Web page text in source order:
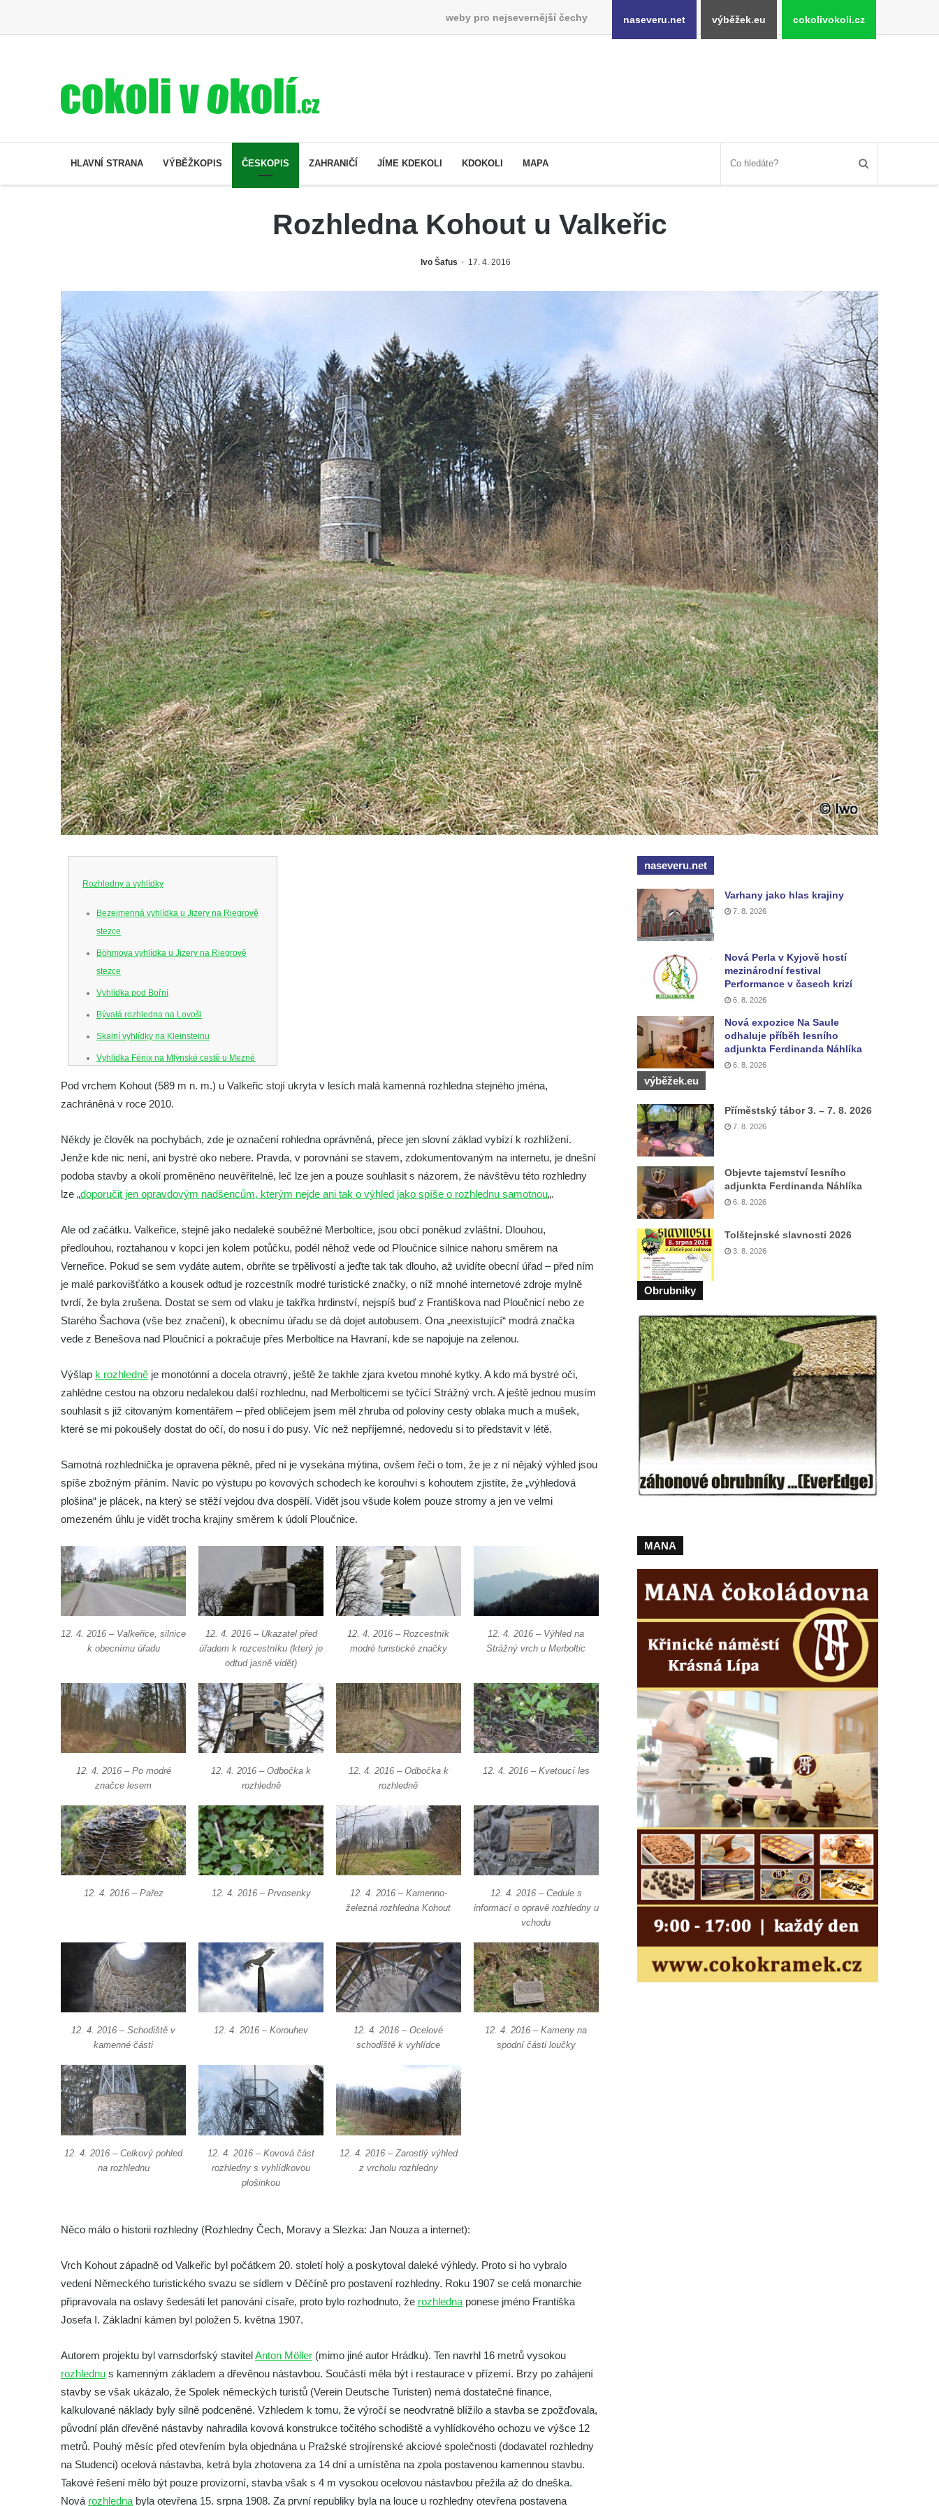
weby pro nejsevernější čechy naseveru.net výběžek.eu cokolivokoli.cz
HLAVNÍ STRANA VÝBĚŽKOPIS ČESKOPIS ZAHRANIČÍ JÍME KDEKOLI KDOKOLI MAPA
Rozhledna Kohout u Valkeřic
Ivo Šafus 17. 4. 2016
Rozhledny a vyhlídky
Bezejmenná vyhlídka u Jizery na Riegrově
stezce
Böhmova vyhlídka u Jizery na Riegrově
stezce
Vyhlídka pod Bořní
Bývalá rozhledna na Lovoši
Skalní vyhlídky na Kleinsteinu
Vyhlídka Fénix na Mlýnské cestě u Mezné
Vyhlídka u svatého Josefa v Zákupech
Ferdinandova vyhlídka u bývalého
čedičového lomu v Zákupech
Vyhlídka na konci Křížové cesty na
Rozhledna Čáp v Adršpašsko-teplických
Vyhlídka pod Doubravskou horou v
Teplicích
Vyhlídka u Písečného vrchu v Teplicích
Rozhledna Letná v Teplicích
Vyhlídka na vrchu Waitzdorfer Höhe u
Vyhlídka na vrchu Hankehübel u Goßdorfu
Vyhlídka na lom Vršany severně od
Strupčic
Vyhlídka v ulici Pod Chloumečkem v
Chloumku
Vyhlídka u Lückendorfu IV
Vyhlídka u Lückendorfu III
Vyhlídka u Lückendorfu II
Vyhlídka u Lückendorfu I
Vyhlídka pod Kolištěm II
Vyhlídka pod Kolištěm
Horce v Krásné Lípě
Vyhlídka u Kyjovského hrádku
Vyhlídka v Dolní Chřibské
Vyhlídka u Perníkové stráže mezi Údolím
Vyhlídka v ulici Legionářů v Mělníku
Údajná vyhlídka u pomníku Hanse Kudlicha
v Nové Vsi-Teplicích
Vrázova vyhlídka v Mělníku
Vyhlídková věž archeoparku Na Jánu u
Netolic
Vyhlídka Supí vrch
Vyhlídka Pod Schillerovou výšinou v
Krupce
Vyhlídka u kaple v Jirchářích na Doksanské
cestě
Vyhlídka Harrachova skála
Rozhledna Stradonka
Vyhlídka Korzovka pod Hvozdem
Vyhlídka Grenzplatte u Ostrovských skal
Vyhlídka Katzfels u Cunnersdorfu
Vyhlídka na západním okraji Slánské hory
Vyhlídky na Slánské hoře ve Slaném
Labská vyhlídka v Hřensku
Vyhlídka Radovič u Velké Bučiny u Velvar
Pozorovatelna pod vrchem Radovič u Velké
Bučiny u Velvar
Pod vrchem Kohout (589 m n. m.) u Valkeřic stojí ukryta v lesích malá kamenná rozhledna stejného jména,
zachráněná v roce 2010.
Někdy je člověk na pochybách, zde je označení rohledna oprávněná, přece jen slovní základ vybízí k rozhlížení.
Jenže kde nic není, ani bystré oko nebere. Pravda, v porovnání se stavem, zdokumentovaným na internetu, je dnešní
podoba stavby a okolí proměněno neuvěřitelně, leč lze jen a pouze souhlasit s názorem, že návštěvu této rozhledny
lze „doporučit jen opravdovým nadšencům, kterým nejde ani tak o výhled jako spíše o rozhlednu samotnou„.
Ale od začátku. Valkeřice, stejně jako nedaleké souběžné Merboltice, jsou obcí poněkud zvláštní. Dlouhou,
předlouhou, roztahanou v kopci jen kolem potůčku, podél něhož vede od Ploučnice silnice nahoru směrem na
Verneřice. Pokud se sem vydáte autem, obrňte se trpělivostí a jeďte tak tak dlouho, až uvidíte obecní úřad – před ním
je malé parkovišťátko a kousek odtud je rozcestník modré turistické značky, o níž mnohé internetové zdroje mylně
tvrdí, že byla zrušena. Dostat se sem od vlaku je takřka hrdinství, nejspíš buď z Františkova nad Ploučnicí nebo ze
Starého Šachova (vše bez značení), k obecnímu úřadu se dá dojet autobusem. Ona „neexistující“ modrá značka
vede z Benešova nad Ploučnicí a pokračuje přes Merboltice na Havraní, kde se napojuje na zelenou.
Výšlap k rozhledně je monotónní a docela otravný, ještě že takhle zjara kvetou mnohé kytky. A kdo má bystré oči,
zahlédne cestou na obzoru nedalekou další rozhlednu, nad Merbolticemi se tyčící Strážný vrch. A ještě jednou musím
souhlasit s již citovaným komentářem – před obličejem jsem měl zhruba od poloviny cesty oblaka much a mušek,
které se mi pokoušely dostat do očí, do nosu i do pusy. Víc než nepříjemné, nedovedu si to představit v létě.
Samotná rozhlednička je opravena pěkně, před ní je vysekána mýtina, ovšem řeči o tom, že je z ní nějaký výhled jsou
spíše zbožným přáním. Navíc po výstupu po kovových schodech ke korouhvi s kohoutem zjistíte, že „výhledová
plošina“ je plácek, na který se stěží vejdou dva dospělí. Vidět jsou všude kolem pouze stromy a jen ve velmi
omezeném úhlu je vidět trocha krajiny směrem k údolí Ploučnice.
12. 4. 2016 – Valkeřice, silnice
k obecnímu úřadu
12. 4. 2016 – Ukazatel před
úřadem k rozcestníku (který je
odtud jasně vidět)
12. 4. 2016 – Rozcestník
modré turistické značky
12. 4. 2016 – Výhled na
Strážný vrch u Merboltic
12. 4. 2016 – Po modré
značce lesem
12. 4. 2016 – Odbočka k
rozhledně
12. 4. 2016 – Odbočka k
rozhledně
12. 4. 2016 – Kvetoucí les
12. 4. 2016 – Pařez 12. 4. 2016 – Prvosenky
12. 4. 2016 – Kamenno-
železná rozhledna Kohout
12. 4. 2016 – Cedule s
informací o opravě rozhledny u
vchodu
12. 4. 2016 – Schodiště v
kamenné části
12. 4. 2016 – Korouhev
12. 4. 2016 – Ocelové
schodiště k vyhlídce
12. 4. 2016 – Kameny na
spodní části loučky
12. 4. 2016 – Celkový pohled
na rozhlednu
12. 4. 2016 – Kovová část
rozhledny s vyhlídkovou
plošinkou
12. 4. 2016 – Zarostlý výhled
z vrcholu rozhledny
Něco málo o historii rozhledny (Rozhledny Čech, Moravy a Slezka: Jan Nouza a internet):
Vrch Kohout západně od Valkeřic byl počátkem 20. století holý a poskytoval daleké výhledy. Proto si ho vybralo
vedení Německého turistického svazu se sídlem v Děčíně pro postavení rozhledny. Roku 1907 se celá monarchie
připravovala na oslavy šedesáti let panování císaře, proto bylo rozhodnuto, že rozhledna ponese jméno Františka
Josefa I. Základní kámen byl položen 5. května 1907.
Autorem projektu byl varnsdorfský stavitelAnton Möller (mimo jiné autor Hrádku). Ten navrhl 16 metrů vysokou
rozhlednu s kamenným základem a dřevěnou nástavbou. Součástí měla být i restaurace v přízemí. Brzy po zahájení
stavby se však ukázalo, že Spolek německých turistů (Verein Deutsche Turisten) nemá dostatečné finance,
kalkulované náklady byly silně podceněné. Vzhledem k tomu, že výročí se neodvratně blížilo a stavba se zpožďovala,
původní plán dřevěné nástavby nahradila kovová konstrukce točitého schodiště a vyhlídkového ochozu ve výšce 12
metrů. Pouhý měsíc před otevřením byla objednána u Pražské strojírenské akciové společnosti (dodavatel rozhledny
na Studenci) ocelová nástavba, ketrá byla zhotovena za 14 dní a umístěna na zpola postavenou kamennou stavbu.
Takové řešení mělo být pouze provizorní, stavba však s 4 m vysokou ocelovou nástavbou přežila až do dneška.
Nová rozhledna byla otevřena 15. srpna 1908. Za první republiky byla na louce u rozhledny otevřena postavena
naseveru.net
Varhany jako hlas krajiny
7. 8. 2026
Nová Perla v Kyjově hostí
mezinárodní festival
Performance v časech krizí
6. 8. 2026
Nová expozice Na Saule
odhaluje příběh lesního
adjunkta Ferdinanda Náhlíka
6. 8. 2026
výběžek.eu
Příměstský tábor 3. – 7. 8. 2026
7. 8. 2026
Objevte tajemství lesního
adjunkta Ferdinanda Náhlíka
6. 8. 2026
Tolštejnské slavnosti 2026
3. 8. 2026
Obrubniky
MANA